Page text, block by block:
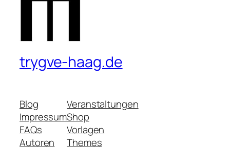
trygve-haag.de
Blog
Impressum
FAQs
Autoren
Veranstaltungen
Shop
Vorlagen
Themes